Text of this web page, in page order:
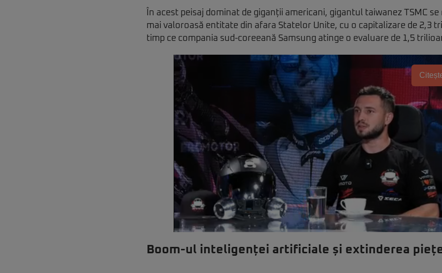
În acest peisaj dominat de giganții americani, gigantul taiwanez TSMC
mai valoroasă entitate din afara Statelor Unite, cu o capitalizare de 2,3
timp ce compania sud-coreeană Samsung atinge o evaluare de 1,5
Boom-ul inteligenței artificiale și extinderea